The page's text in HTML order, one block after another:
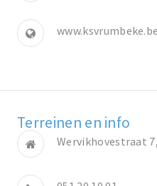
www.ksvrumbeke.be
Terreinen en info
Wervikhovestraat